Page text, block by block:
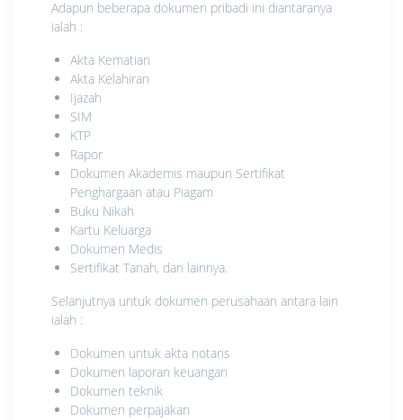
Adapun beberapa dokumen pribadi ini diantaranya
ialah :
Akta Kematian
Akta Kelahiran
Ijazah
SIM
KTP
Rapor
Dokumen Akademis maupun Sertifikat
Penghargaan atau Piagam
Buku Nikah
Kartu Keluarga
Dokumen Medis
Sertifikat Tanah, dan lainnya.
Selanjutnya untuk dokumen perusahaan antara lain
ialah :
Dokumen untuk akta notaris
Dokumen laporan keuangan
Dokumen teknik
Dokumen perpajakan